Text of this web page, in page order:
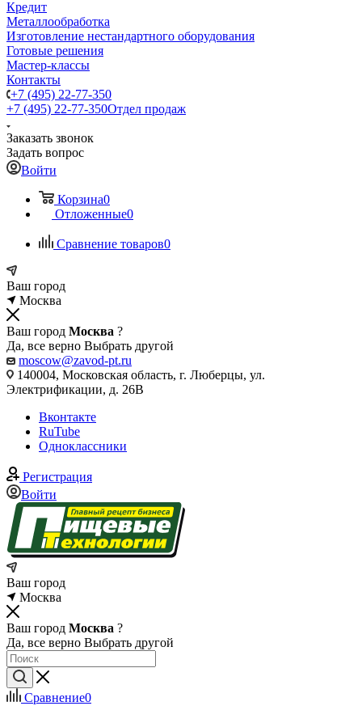
Кредит
Металлообработка
Изготовление нестандартного оборудования
Готовые решения
Мастер-классы
Контакты
+7 (495) 22-77-350
+7 (495) 22-77-350Отдел продаж
Заказать звонок
Задать вопрос
Войти
Корзина0
Отложенные0
Сравнение товаров0
Ваш город
Москва
Ваш город Москва ?
Да, все верно Выбрать другой
moscow@zavod-pt.ru
140004, Московская область, г. Люберцы, ул.
Электрификации, д. 26В
Вконтакте
RuTube
Одноклассники
Регистрация
Войти
Ваш город
Москва
Ваш город Москва ?
Да, все верно Выбрать другой
Сравнение0